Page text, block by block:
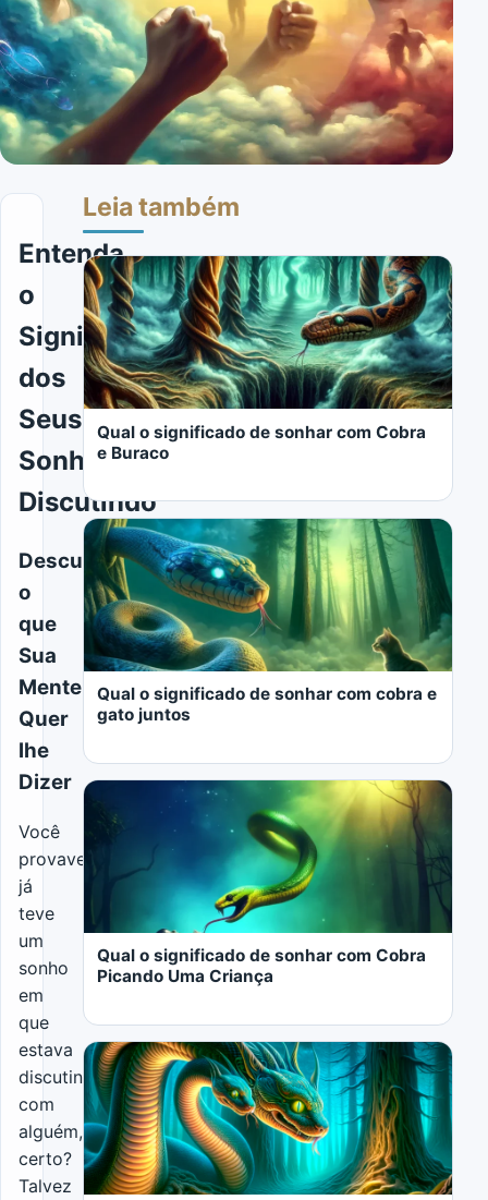
Entenda
o
Significado
dos
Seus
Sonhos:
Discutindo
Descubra
o
que
Sua
Mente
Quer
lhe
Dizer
Você
provavelmente
já
teve
um
sonho
em
que
estava
discutindo
com
alguém,
certo?
Talvez
Leia também
Qual o significado de sonhar com Cobra
e Buraco
LER MAIS
Qual o significado de sonhar com cobra e
gato juntos
Qual o significado de sonhar com Cobra
Picando Uma Criança
LER MAIS